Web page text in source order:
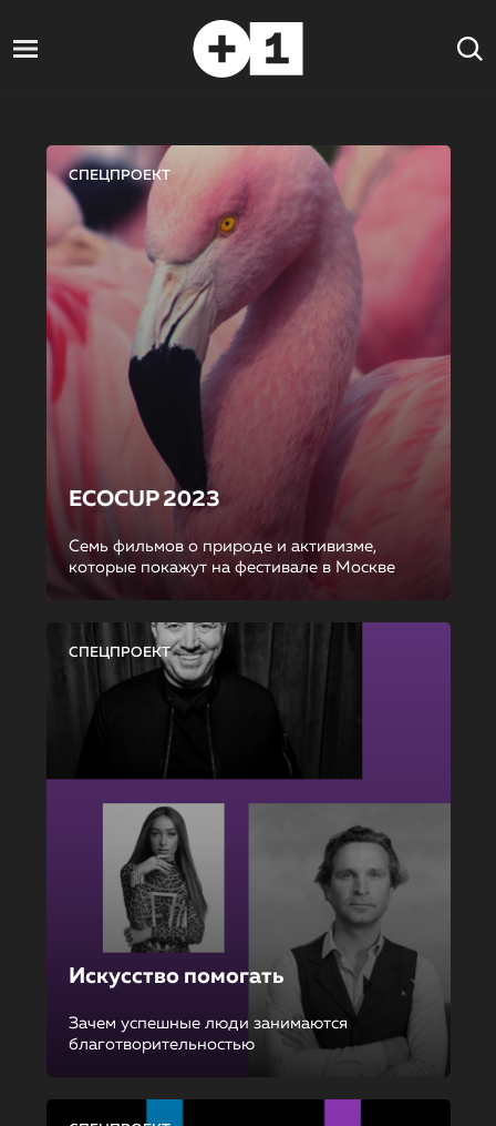
СПЕЦПРОЕКТ
ECOCUP 2023
Семь фильмов о природе и активизме,
которые покажут на фестивале в Москве
СПЕЦПРОЕКТ
Искусство помогать
Зачем успешные люди занимаются
благотворительностью